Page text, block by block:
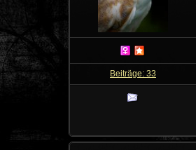
Beiträge: 33